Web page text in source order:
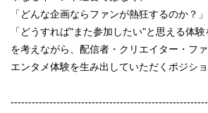
「どんな企画ならファンが熱狂するのか？」
「どうすれば"また参加したい"と思える体験
を考えながら、配信者・クリエイター・フ
エンタメ体験を生み出していただくポジショ